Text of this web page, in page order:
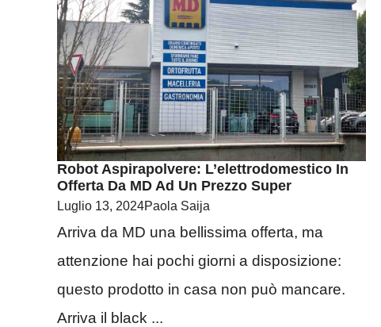
Robot Aspirapolvere: L’elettrodomestico In
Offerta Da MD Ad Un Prezzo Super
Luglio 13, 2024Paola Saija
Arriva da MD una bellissima offerta, ma
attenzione hai pochi giorni a disposizione:
questo prodotto in casa non può mancare.
Arriva il black ...